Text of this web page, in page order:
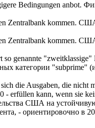
Bedingungen anbot.
Zentralbank kommen. США
Zentralbank kommen. США
genannte
категории "subprime"
die Ausgaben, die nicht
- erfüllen kann, wenn sie
США на
- ориентировочно в